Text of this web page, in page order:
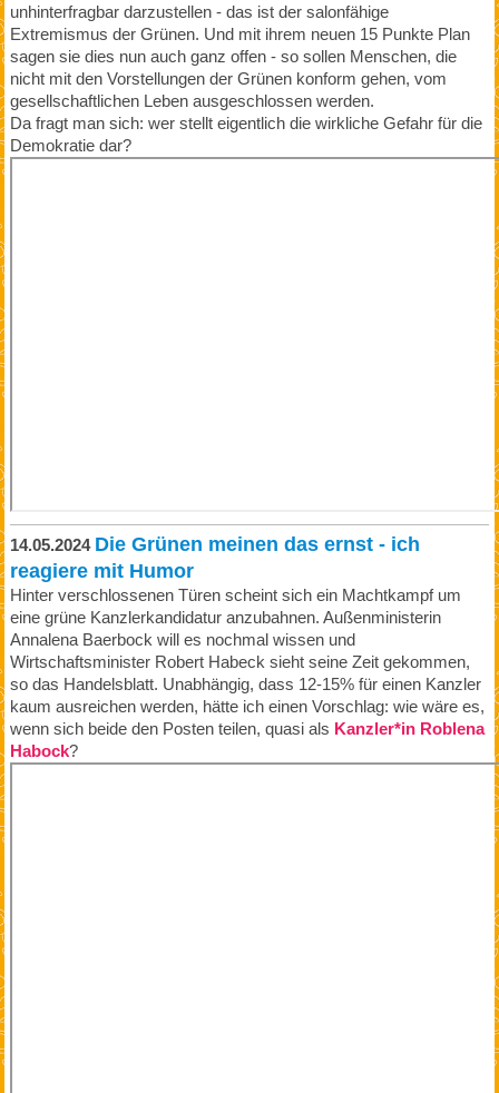
unhinterfragbar darzustellen - das ist der salonfähige
Extremismus der Grünen. Und mit ihrem neuen 15 Punkte Plan
sagen sie dies nun auch ganz offen - so sollen Menschen, die
nicht mit den Vorstellungen der Grünen konform gehen, vom
gesellschaftlichen Leben ausgeschlossen werden.
Da fragt man sich: wer stellt eigentlich die wirkliche Gefahr für die
Demokratie dar?
14.05.2024 Die Grünen meinen das ernst - ich
reagiere mit Humor
Hinter verschlossenen Türen scheint sich ein Machtkampf um
eine grüne Kanzlerkandidatur anzubahnen. Außenministerin
Annalena Baerbock will es nochmal wissen und
Wirtschaftsminister Robert Habeck sieht seine Zeit gekommen,
so das Handelsblatt. Unabhängig, dass 12-15% für einen Kanzler
kaum ausreichen werden, hätte ich einen Vorschlag: wie wäre es,
wenn sich beide den Posten teilen, quasi als Kanzler*in Roblena
Habock?